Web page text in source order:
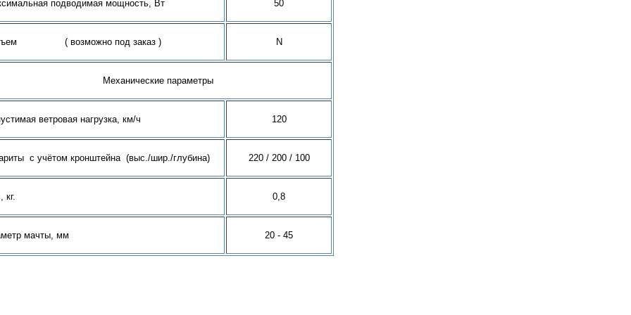
подводимая мощность, Вт 50
( возможно под заказ ) N
Механические параметры
ветровая нагрузка, км/ч 120
с учётом кронштейна (выс./шир./глубина) 220 / 200 / 100
кг. 0,8
мачты, мм 20 - 45